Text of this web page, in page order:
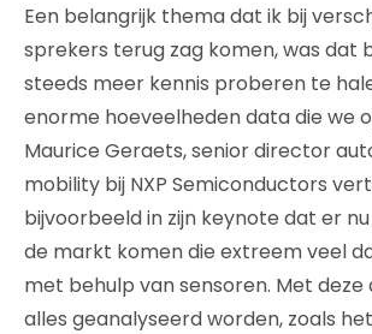
Een belangrijk thema dat ik bij
sprekers terug zag komen, was dat
steeds meer kennis proberen te
enorme hoeveelheden data die we
Maurice Geraets, senior director
mobility bij NXP Semiconductors
bijvoorbeeld in zijn keynote dat er
de markt komen die extreem veel
met behulp van sensoren. Met deze
alles geanalyseerd worden, zoals